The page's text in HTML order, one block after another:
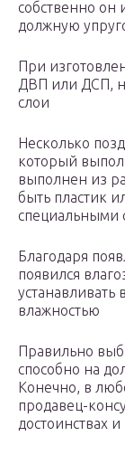
собственно
должную
При
ДВП или ДСП,
слои
Несколько
который
выполнен из
быть пластик
специальными
Благодаря
появился
влажностью
Правильно
способно на
Конечно, в
продавец-
достоинствах